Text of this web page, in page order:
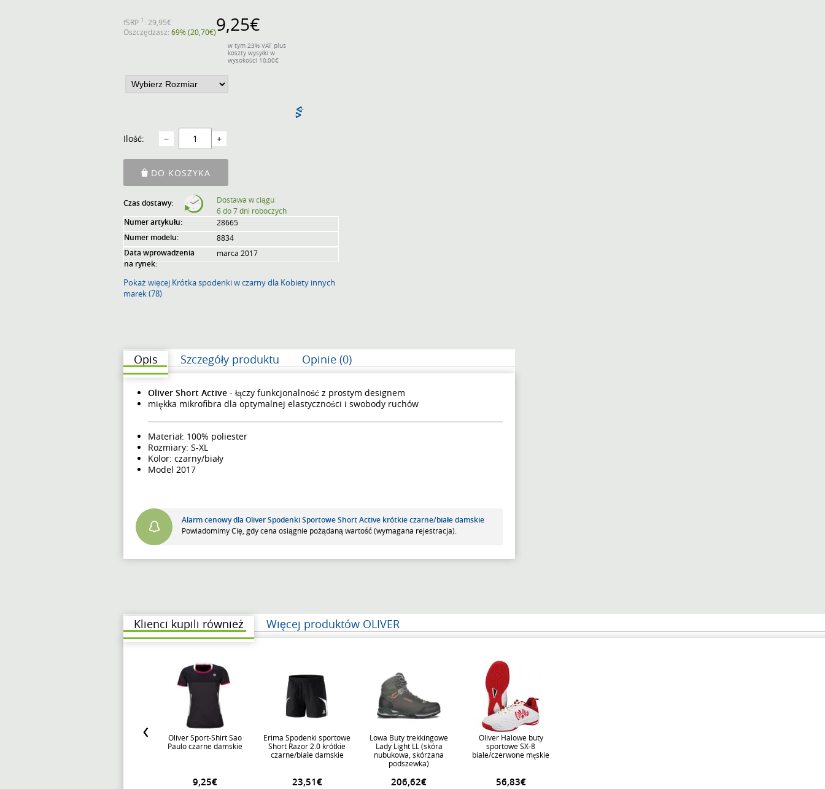
9,25€
w tym 23% VAT plus
koszty wysyłki w
wysokości 10,00€
fSRP 1 : 29,95€
Oszczędzasz: 69% (20,70€)
Ilość: − +
DO KOSZYKA
Czas dostawy:
Dostawa w ciągu
6 do 7 dni roboczych
Numer artykułu: 28665
Numer modelu: 8834
Data wprowadzenia
na rynek:
marca 2017
Pokaż więcej Krótka spodenki w czarny dla Kobiety innych
marek (78)
Opis Szczegóły produktu Opinie (0)
Oliver Short Active - łączy funkcjonalność z prostym designem
miękka mikrofibra dla optymalnej elastyczności i swobody ruchów
Materiał: 100% poliester
Rozmiary: S-XL
Kolor: czarny/biały
Model 2017
Alarm cenowy dla Oliver Spodenki Sportowe Short Active krótkie czarne/białe damskie
Powiadomimy Cię, gdy cena osiągnie pożądaną wartość (wymagana rejestracja).
Klienci kupili również Więcej produktów OLIVER
Oliver Sport-Shirt Sao
Paulo czarne damskie
9,25€
Erima Spodenki sportowe
Short Razor 2.0 krótkie
czarne/białe damskie
23,51€
Lowa Buty trekkingowe
Lady Light LL (skóra
nubukowa, skórzana
podszewka)
szare/koralowe Damskie
206,62€
Oliver Halowe buty
sportowe SX-8
białe/czerwone męskie
56,83€